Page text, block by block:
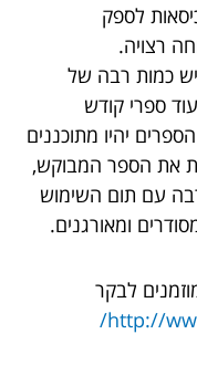
לספק
רצויה.
יש כמות רבה של
ספרי קודש
יהיו מתוכננים
את הספר המבוקש,
עם תום השימוש
ומאורגנים.
לבקר
http://